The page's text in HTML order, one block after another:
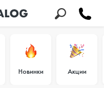
Новинки Акции